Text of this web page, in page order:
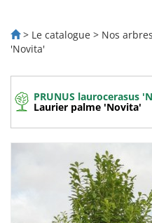
> Le catalogue > Nos
'Novita'
PRUNUS laurocerasus
Laurier palme 'Novita'